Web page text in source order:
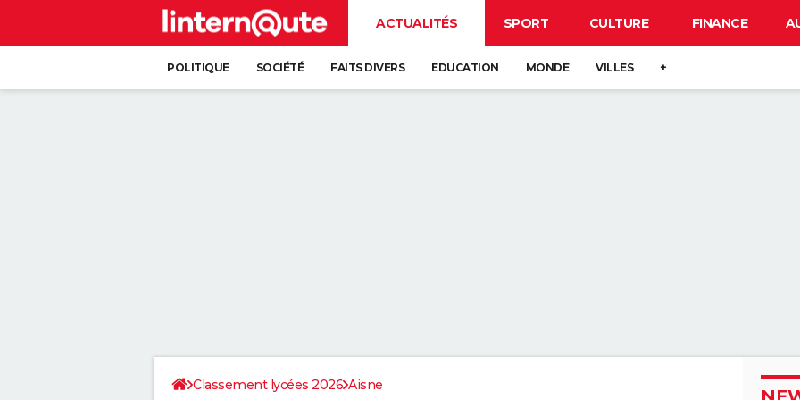
ACTUALITÉS SPORT CULTURE FINANCE
POLITIQUE SOCIÉTÉ FAITS DIVERS EDUCATION MONDE VILLES +
Classement lycées 2026 Aisne